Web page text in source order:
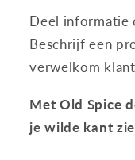
Deel informatie
Beschrijf een
verwelkom
Met Old Spice
je wilde kant